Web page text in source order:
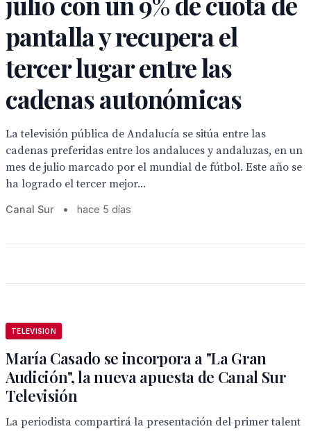
pantalla y recupera el
tercer lugar entre las
cadenas autonómicas
La televisión pública de Andalucía se sitúa entre las
cadenas preferidas entre los andaluces y andaluzas, en un
mes de julio marcado por el mundial de fútbol. Este año se
ha logrado el tercer mejor...
Canal Sur • hace 5 días
TELEVISION
María Casado se incorpora a "La Gran
Audición", la nueva apuesta de Canal Sur
Televisión
La periodista compartirá la presentación del primer talent